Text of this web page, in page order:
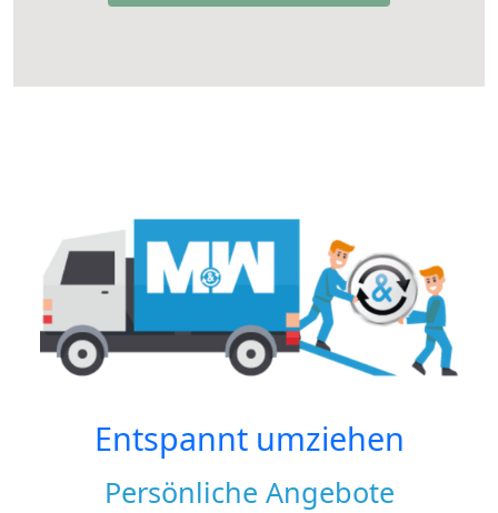
Entspannt umziehen
Persönliche Angebote